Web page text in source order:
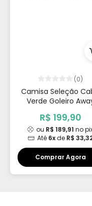
(0)
Camisa Seleção
Verde Goleiro
R$ 199,90
ou R$ 189,91 no
Até 6xde R$
Comprar Agora